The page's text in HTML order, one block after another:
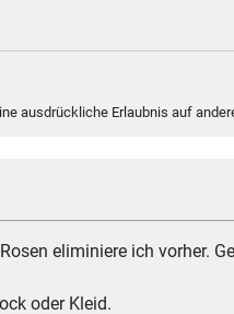
ausdrückliche Erlaubnis auf
eliminiere ich vorher.
oder Kleid.